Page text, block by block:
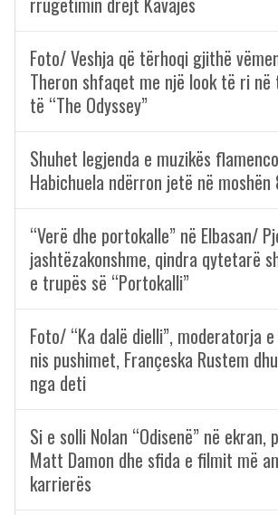
Foto/ Veshja që tërhoqi gjithë
Theron shfaqet me një look të ri
të “The Odyssey”
Shuhet legjenda e muzikës
Habichuela ndërron jetë në moshën
“Verë dhe portokalle” në Elbasan/
jashtëzakonshme, qindra qytetarë
e trupës së “Portokalli”
Foto/ “Ka dalë dielli”, moderatorja
nis pushimet, Françeska Rustem
nga deti
Si e solli Nolan “Odisenë” në ekran,
Matt Damon dhe sfida e filmit më
karrierës